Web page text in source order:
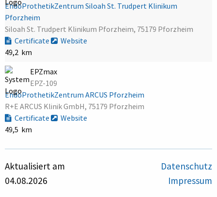
EndoProthetikZentrum Siloah St. Trudpert Klinikum
Pforzheim
Siloah St. Trudpert Klinikum Pforzheim, 75179 Pforzheim
Certificate
Website
49,2 km
EPZmax
EPZ-109
EndoProthetikZentrum ARCUS Pforzheim
R+E ARCUS Klinik GmbH, 75179 Pforzheim
Certificate
Website
49,5 km
Aktualisiert am
04.08.2026
Datenschutz
Impressum